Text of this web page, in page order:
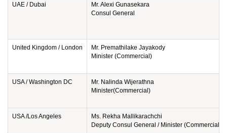
UAE / Dubai
Mr. Alexi Gunasekara
Consul General
United Kingdom / London
Mr. Premathilake Jayakody
Minister (Commercial)
USA / Washington DC
Mr. Nalinda Wijerathna
Minister(Commercial)
USA /Los Angeles
Ms. Rekha Mallikarachchi
Deputy Consul General / Minister (Commercial)